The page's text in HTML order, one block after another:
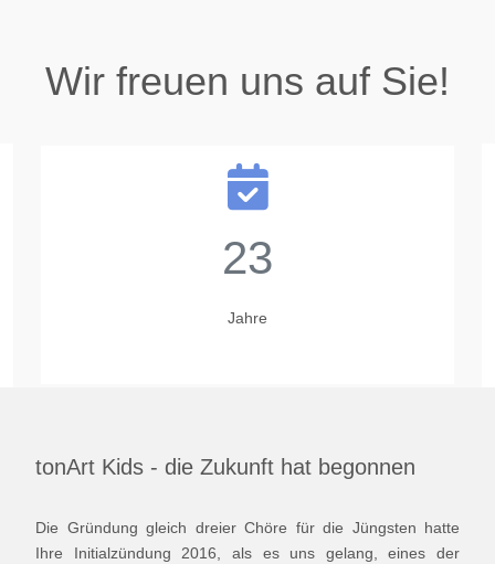
Wir freuen uns auf Sie!
23
Jahre
tonArt Kids - die Zukunft hat begonnen
Die Gründung gleich dreier Chöre für die Jüngsten hatte
Ihre Initialzündung 2016, als es uns gelang, eines der